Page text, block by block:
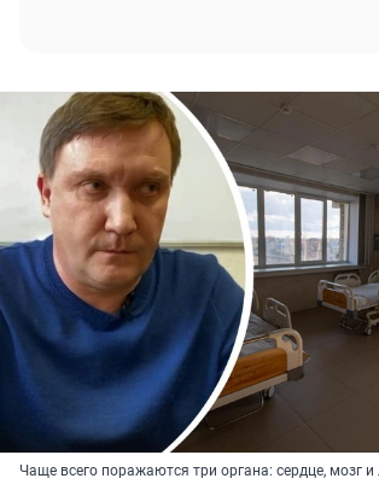
Чаще всего поражаются три органа: сердце, мозг и